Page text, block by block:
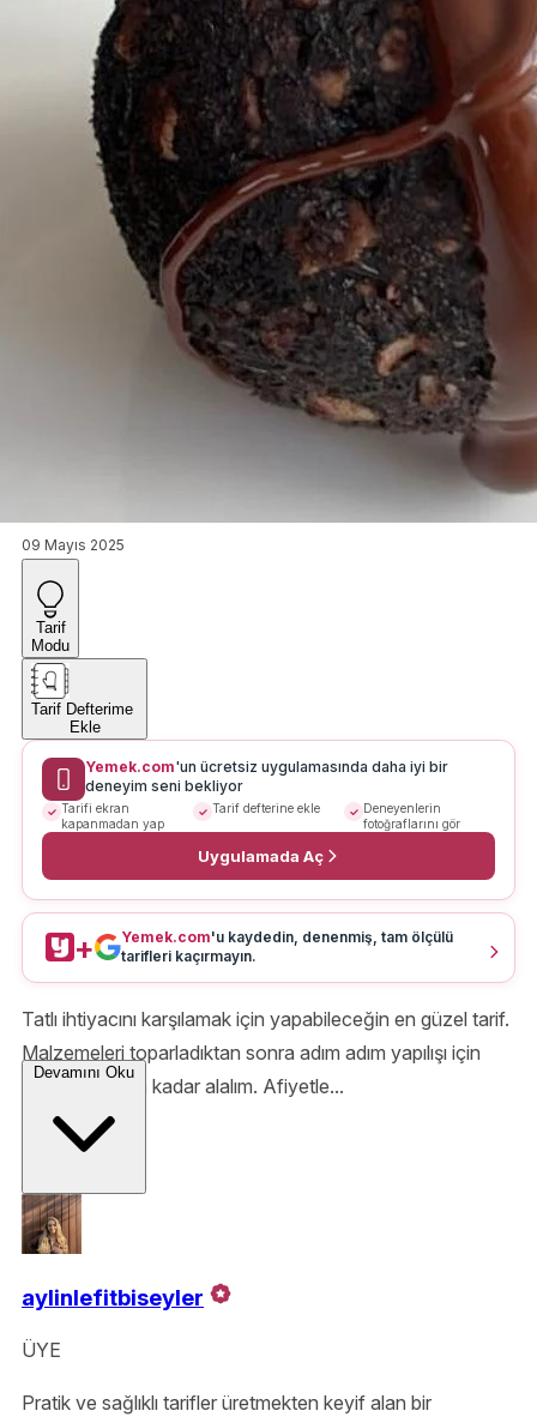
09 Mayıs 2025
Tarif
Modu
Tarif Defterime
Ekle
Yemek.com'un ücretsiz uygulamasında daha iyi bir
deneyim seni bekliyor
Tarifi ekran
kapanmadan yap
Tarif defterine ekle
Deneyenlerin
fotoğraflarını gör
Uygulamada Aç
+ Yemek.com'u kaydedin, denenmiş, tam ölçülü
tarifleri kaçırmayın.
Tatlı ihtiyacını karşılamak için yapabileceğin en güzel tarif.
Malzemeleri toparladıktan sonra adım adım yapılışı için
sizleri mutfağa kadar alalım. Afiyetle...
Devamını Oku
aylinlefitbiseyler
ÜYE
Pratik ve sağlıklı tarifler üretmekten keyif alan bir